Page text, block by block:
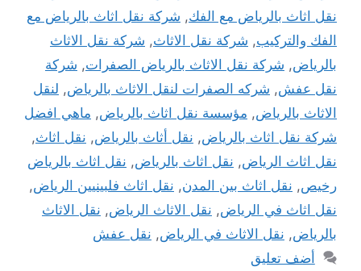
نقل اثاث بالرياض مع الفك, شركة نقل اثاث بالرياض مع
الفك والتركيب, شركة نقل الاثاث, شركة نقل الاثاث
بالرياض, شركة نقل الاثاث بالرياض الصفرات, شركة
نقل عفش, شركه الصفرات لنقل الاثاث بالرياض, لنقل
الاثاث بالرياض, مؤسسة نقل اثاث بالرياض, ماهي افضل
شركة نقل اثاث بالرياض, نقل أثاث بالرياض, نقل اثاث,
نقل اثاث الرياض, نقل اثاث بالرياض, نقل اثاث بالرياض
رخيص, نقل اثاث بين المدن, نقل اثاث فلبينيين الرياض,
نقل اثاث في الرياض, نقل الاثاث الرياض, نقل الاثاث
بالرياض, نقل الاثاث في الرياض, نقل عفش
أضف تعليق